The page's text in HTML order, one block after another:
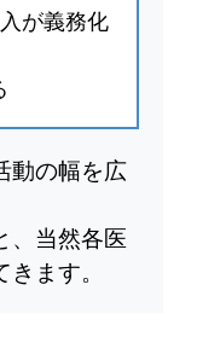
が義務化
動の幅を広
、当然各医
ます。